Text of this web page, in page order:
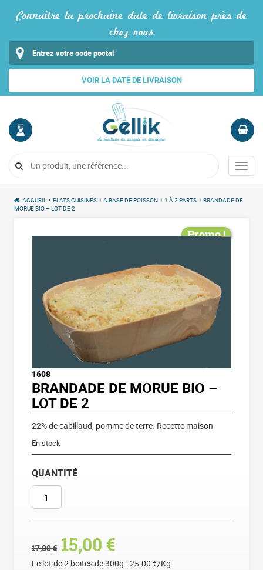
Connaître la prochaine date de livraison près de
chez vous
VOIR LA DATE DE LIVRAISON
COMPTE
Me
Vide
Menu
ACCUEIL • PLATS CUISINÉS • A BASE DE POISSON • 1 À 2 PARTS • BRANDADE DE
MORUE BIO – LOT DE 2
Promo !
1608
BRANDADE DE MORUE BIO –
LOT DE 2
22% de cabillaud, pomme de terre. Recette maison
En stock
QUANTITÉ
QUANTITÉ DE BRANDADE DE MORUE BIO - LOT DE 2
17,00€ Le prix initial était :
15,00€Le prix actuel est
Le lot de 2 boites de 300g - 25.00 €/Kg